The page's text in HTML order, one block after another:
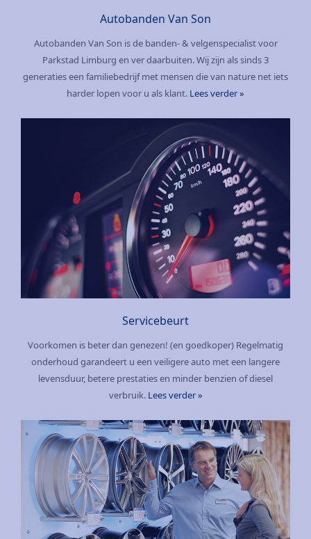
Autobanden Van Son
Autobanden Van Son is de banden- & velgenspecialist voor
Parkstad Limburg en ver daarbuiten. Wij zijn als sinds 3
generaties een familiebedrijf met mensen die van nature net iets
harder lopen voor u als klant. Lees verder »
Servicebeurt
Voorkomen is beter dan genezen! (en goedkoper) Regelmatig
onderhoud garandeert u een veiligere auto met een langere
levensduur, betere prestaties en minder benzien of diesel
verbruik. Lees verder »